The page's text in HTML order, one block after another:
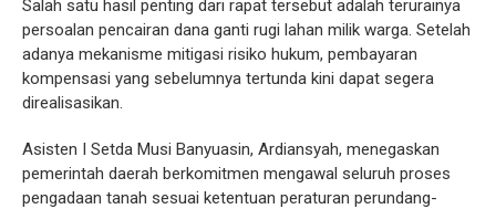
Salah satu hasil penting dari rapat tersebut adalah terurainya
persoalan pencairan dana ganti rugi lahan milik warga. Setelah
adanya mekanisme mitigasi risiko hukum, pembayaran
kompensasi yang sebelumnya tertunda kini dapat segera
direalisasikan.
Asisten I Setda Musi Banyuasin, Ardiansyah, menegaskan
pemerintah daerah berkomitmen mengawal seluruh proses
pengadaan tanah sesuai ketentuan peraturan perundang-